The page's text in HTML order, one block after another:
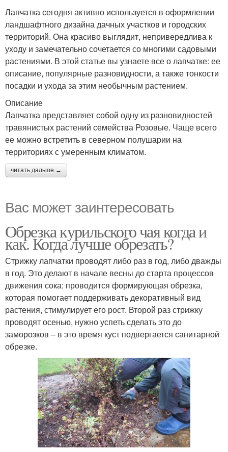
Лапчатка сегодня активно используется в оформлении
ландшафтного дизайна дачных участков и городских
территорий. Она красиво выглядит, непривередлива к
уходу и замечательно сочетается со многими садовыми
растениями. В этой статье вы узнаете все о лапчатке: ее
описание, популярные разновидности, а также тонкости
посадки и ухода за этим необычным растением.
Описание
Лапчатка представляет собой одну из разновидностей
травянистых растений семейства Розовые. Чаще всего
ее можно встретить в северном полушарии на
территориях с умеренным климатом.
читать дальше →
Вас может заинтересовать
Обрезка курильского чая когда и
как. Когда лучше обрезать?
Стрижку лапчатки проводят либо раз в год, либо дважды
в год. Это делают в начале весны до старта процессов
движения сока: проводится формирующая обрезка,
которая помогает поддерживать декоративный вид
растения, стимулирует его рост. Второй раз стрижку
проводят осенью, нужно успеть сделать это до
заморозков – в это время куст подвергается санитарной
обрезке.